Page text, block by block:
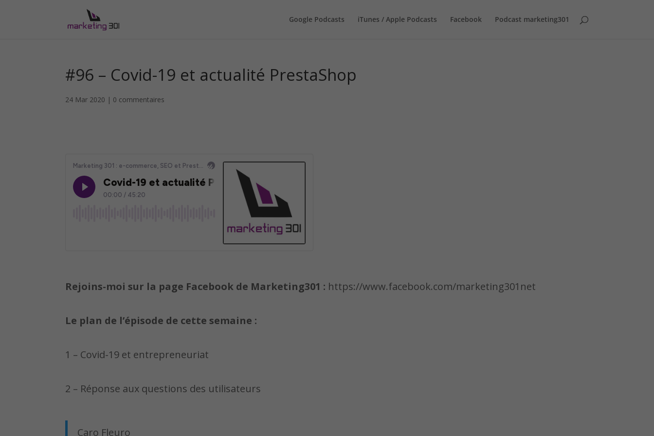
Google Podcasts iTunes / Apple Podcasts Facebook Podcast marketing301
#96 – Covid-19 et actualité PrestaShop
24 Mar 2020 | 0 commentaires
Rejoins-moi sur la page Facebook de Marketing301 : https://www.facebook.com/marketing301net
Le plan de l’épisode de cette semaine :
1 – Covid-19 et entrepreneuriat
2 – Réponse aux questions des utilisateurs
Caro Fleuro